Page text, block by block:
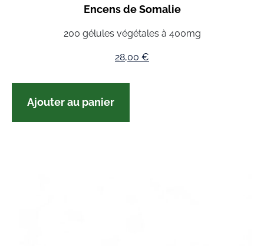
Encens de Somalie
200 gélules végétales à 400mg
28,00 €
Ajouter au panier